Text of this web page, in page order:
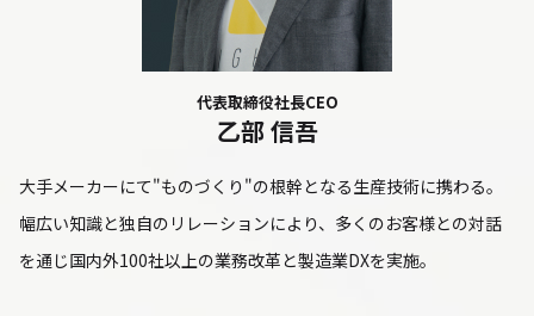
代表取締役社長CEO
乙部 信吾
大手メーカーにて"ものづくり"の根幹となる生産技術に携わる。
幅広い知識と独自のリレーションにより、多くのお客様との対話
を通じ国内外100社以上の業務改革と製造業DXを実施。